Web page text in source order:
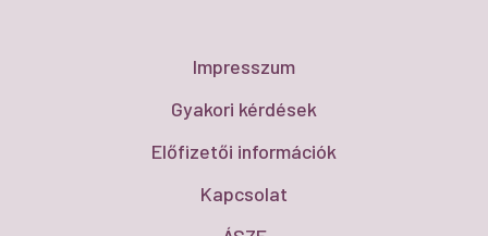
Impresszum
Gyakori kérdések
Előfizetői információk
Kapcsolat